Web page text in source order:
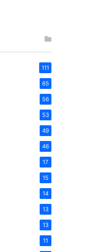
111
65
56
53
49
46
17
15
14
13
13
11